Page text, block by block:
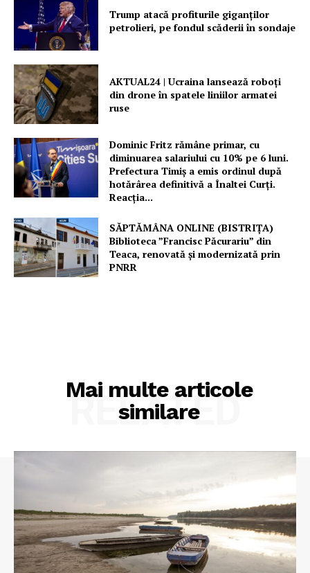
Trump atacă profiturile giganților
petrolieri, pe fondul scăderii în sondaje
AKTUAL24 | Ucraina lansează roboți
din drone în spatele liniilor armatei
ruse
Dominic Fritz rămâne primar, cu
diminuarea salariului cu 10% pe 6 luni.
Prefectura Timiș a emis ordinul după
hotărârea definitivă a Înaltei Curți.
Reacția...
SĂPTĂMÂNA ONLINE (BISTRIȚA)
Biblioteca ”Francisc Păcurariu” din
Teaca, renovată și modernizată prin
PNRR
Mai multe articole
similare
RELATED